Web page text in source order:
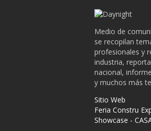
Medio de
se recopilan
profesionales y
industria,
nacional,
y muchos más
Sitio Web
Feria Constru
Showcase -